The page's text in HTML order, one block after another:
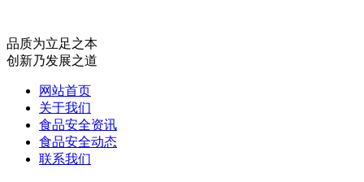
品质为立足之本
创新乃发展之道
网站首页
关于我们
食品安全资讯
食品安全动态
联系我们